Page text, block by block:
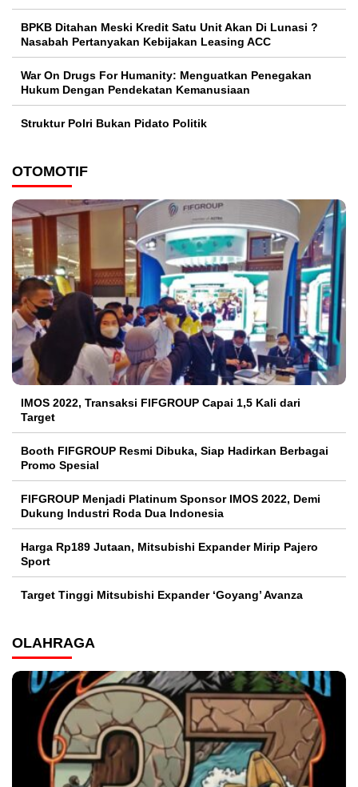
BPKB Ditahan Meski Kredit Satu Unit Akan Di Lunasi ?
Nasabah Pertanyakan Kebijakan Leasing ACC
War On Drugs For Humanity: Menguatkan Penegakan
Hukum Dengan Pendekatan Kemanusiaan
Struktur Polri Bukan Pidato Politik
OTOMOTIF
IMOS 2022, Transaksi FIFGROUP Capai 1,5 Kali dari
Target
Booth FIFGROUP Resmi Dibuka, Siap Hadirkan Berbagai
Promo Spesial
FIFGROUP Menjadi Platinum Sponsor IMOS 2022, Demi
Dukung Industri Roda Dua Indonesia
Harga Rp189 Jutaan, Mitsubishi Expander Mirip Pajero
Sport
Target Tinggi Mitsubishi Expander ‘Goyang’ Avanza
OLAHRAGA